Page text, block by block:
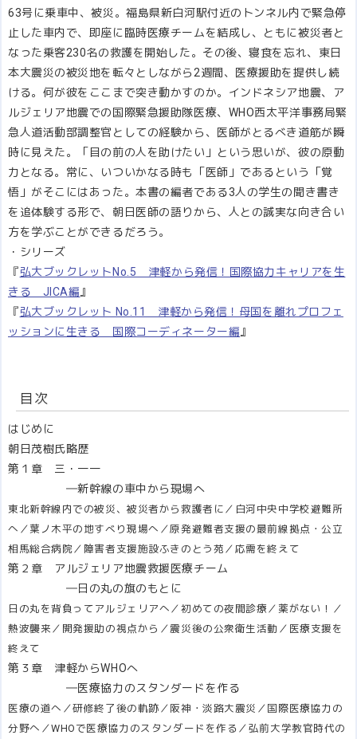
63号に乗車中、被災。福島県新白河駅付近のトンネル内で緊急停
止した車内で、即座に臨時医療チームを結成し、ともに被災者と
なった乗客230名の救護を開始した。その後、寝食を忘れ、東日
本大震災の被災地を転々としながら2週間、医療援助を提供し続
ける。何が彼をここまで突き動かすのか。インドネシア地震、ア
ルジェリア地震での国際緊急援助隊医療、WHO西太平洋事務局緊
急人道活動部調整官としての経験から、医師がとるべき道筋が瞬
時に見えた。「目の前の人を助けたい」という思いが、彼の原動
力となる。常に、いついかなる時も「医師」であるという「覚
悟」がそこにはあった。本書の編者である3人の学生の聞き書き
を追体験する形で、朝日医師の語りから、人との誠実な向き合い
方を学ぶことができるだろう。
・シリーズ
『弘大ブックレットNo.5 津軽から発信！国際協力キャリアを生
きる JICA編 』
『弘大ブックレット No.11 津軽から発信！母国を離れプロフェ
ッションに生きる 国際コーディネーター編 』
目次
はじめに
朝日茂樹氏略歴
第１章 三・一一
―新幹線の車中から現場へ
東北新幹線内での被災、被災者から救護者に／白河中央中学校避難所
へ／葉ノ木平の地すべり現場へ／原発避難者支援の最前線拠点・公立
相馬総合病院／障害者支援施設ふきのとう苑／応需を終えて
第２章 アルジェリア地震救援医療チーム
―日の丸の旗のもとに
日の丸を背負ってアルジェリアへ／初めての夜間診療／薬がない！／
熱波襲来／開発援助の視点から／震災後の公衆衛生活動／医療支援を
終えて
第３章 津軽からWHOへ
―医療協力のスタンダードを作る
医療の道へ／研修終了後の軌跡／阪神・淡路大震災／国際医療協力の
分野へ／WHOで医療協力のスタンダードを作る／弘前大学教官時代の